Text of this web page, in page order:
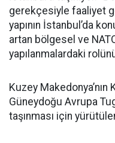
gerekçesiyle faaliyet
yapının İstanbul’da
artan bölgesel ve
yapılanmalardaki
Kuzey
Güneydoğu Avrupa
taşınması için